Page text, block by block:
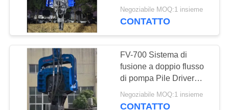
NOTIZIE
CASI
RICHIEDA
UNA
Piledriver laterale
della presa
fusione di doppio flusso
di pompa + uscita di
Negoziabile MOQ:1 insieme
CONTATTO
FV-700 Sistema di
fusione a doppio flusso
di pompa Pile Driver
Low Cost Maintenance
Design & 915 kN Impact
Negoziabile MOQ:1 insieme
CONTATTO